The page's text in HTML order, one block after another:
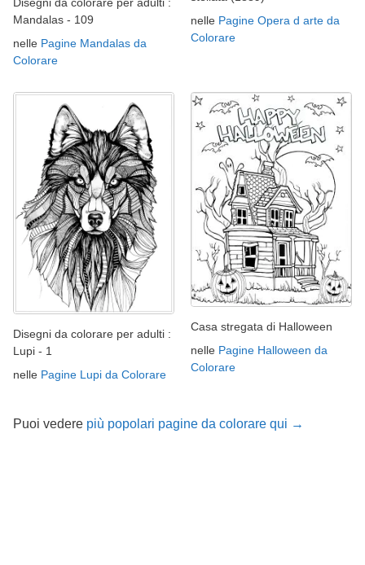
Mandalas - 109
nelle Pagine Mandalas da
Colorare
nelle Pagine Opera d arte da
Colorare
Disegni da colorare per adulti :
Lupi - 1
nelle Pagine Lupi da Colorare
Casa stregata di Halloween
nelle Pagine Halloween da
Colorare
Puoi vedere più popolari pagine da colorare qui →